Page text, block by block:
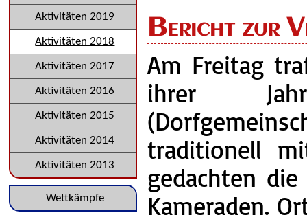
Bericht zur
Am Freitag
ihrer
traditionell
gedachten
Kameraden.
Aktivitäten 2019
Aktivitäten 2018
Aktivitäten 2017
Aktivitäten 2016
Aktivitäten 2015
Aktivitäten 2014
Aktivitäten 2013
NavigationWettkämpfe